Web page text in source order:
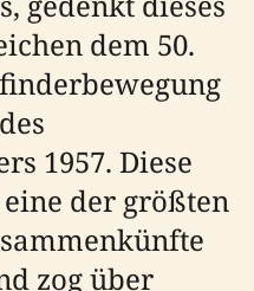
dem 50.
1957. Diese
der größten
zog über